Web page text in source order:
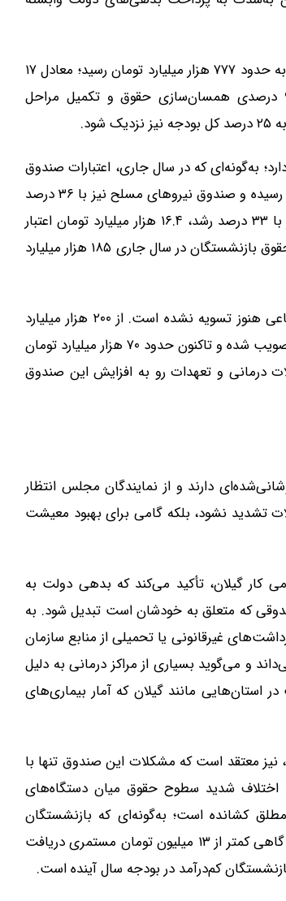
در بودجه ۱۴۰۴ اعتبارات مرتبط با صندوق‌ها با رشدی بیش از ۷۱ درصد به حدود ۷۷۷ هزار میلیارد تومان رسید؛ معادل ۱۷
درصد بودجه عمومی کشور. با توجه به تعهد دولت برای اجرای ۹۰ درصدی همسان‌سازی حقوق و تکمیل مراحل
به‌گونه‌ای که در سال جاری، اعتبارات صندوق
بازنشستگی کشوری با ۵۴ درصد رشد به حدود ۳۹۴ هزار میلیارد تومان رسیده و صندوق نیروهای مسلح نیز با ۳۶ درصد
افزایش به ۱۷۹ هزار میلیارد تومان دست یافته است. صندوق فولاد نیز با ۳۳ درصد رشد، ۱۶.۴ هزار میلیارد تومان اعتبار
دریافت کرده است. همچنین اعتبار پیش‌بینی‌شده برای متناسب‌سازی حقوق بازنشستگان در سال جاری ۱۸۵ هزار میلیارد
با این حال، بخش مهمی از بدهی‌های دولت به سازمان تأمین اجتماعی هنوز تسویه نشده است. از ۲۰۰ هزار میلیارد
تومان بدهی مصوب در بودجه، تنها ۱۸۵ هزار میلیارد تومان در دولت تصویب شده و تاکنون حدود ۷۰ هزار میلیارد تومان
درمانی و تعهدات رو به افزایش این صندوق
دارند و از نمایندگان مجلس انتظار
تشدید نشود، بلکه گامی برای بهبود معیشت
کار گیلان، تأکید می‌کند که بدهی دولت به
که متعلق به خودشان است تبدیل شود. به
غیرقانونی یا تحمیلی از منابع سازمان
و می‌گوید بسیاری از مراکز درمانی به دلیل
استان‌هایی مانند گیلان که آمار بیماری‌های
معتقد است که مشکلات این صندوق تنها با
اختلاف شدید سطوح حقوق میان دستگاه‌های
کشانده است؛ به‌گونه‌ای که بازنشستگان
باسابقه و تحصیل‌کرده وزارت جهاد کشاورزی با مدرک کارشناسی ارشد، گاهی کمتر از ۱۳ میلیون تومان مستمری دریافت
کم‌درآمد در بودجه سال آینده است.